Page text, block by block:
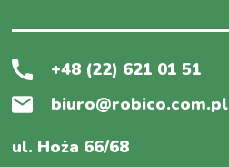
+48 (22) 621 01 51
biuro@robico.com.pl
ul. Hoża 66/68